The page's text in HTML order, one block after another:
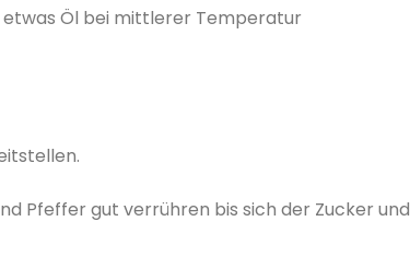
etwas Öl bei mittlerer Temperatur
Pfeffer gut verrühren bis sich der Zucker und